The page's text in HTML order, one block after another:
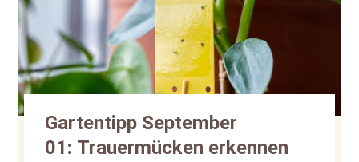
Gartentipp September
01: Trauermücken erkennen